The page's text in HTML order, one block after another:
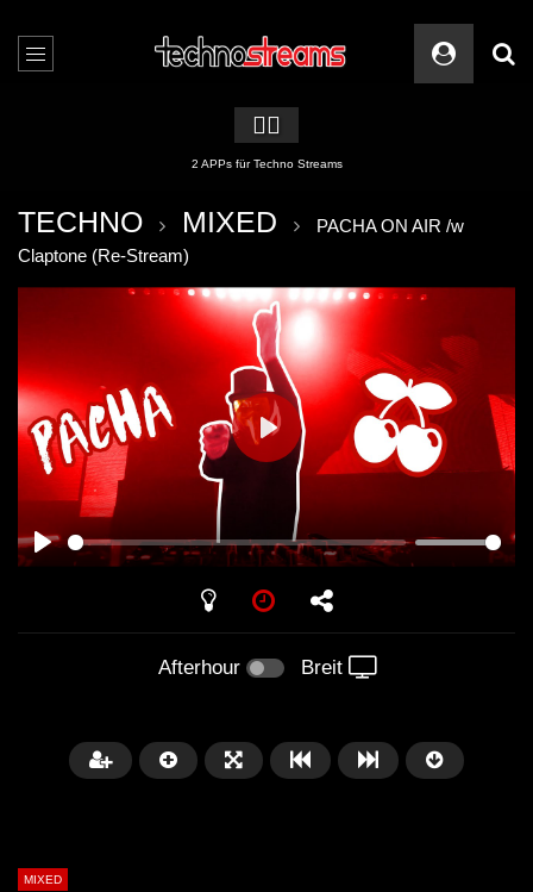
🏳️‍🌈
2 APPs für Techno Streams
TECHNO MIXED
PACHA ON AIR /w
Claptone (Re-Stream)
PLAY
PLAY
Afterhour Breit
MIXED